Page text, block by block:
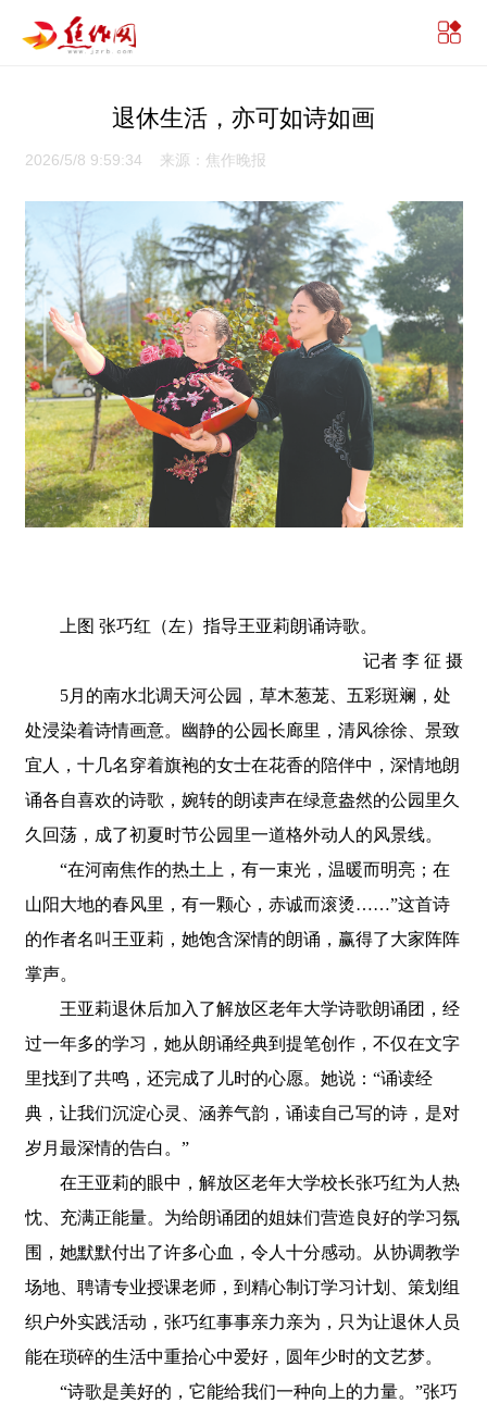
退休生活，亦可如诗如画
2026/5/8 9:59:34 来源：焦作晚报
上图 张巧红（左）指导王亚莉朗诵诗歌。
记者 李 征 摄
5月的南水北调天河公园，草木葱茏、五彩斑斓，处
处浸染着诗情画意。幽静的公园长廊里，清风徐徐、景致
宜人，十几名穿着旗袍的女士在花香的陪伴中，深情地朗
诵各自喜欢的诗歌，婉转的朗读声在绿意盎然的公园里久
久回荡，成了初夏时节公园里一道格外动人的风景线。
“在河南焦作的热土上，有一束光，温暖而明亮；在
山阳大地的春风里，有一颗心，赤诚而滚烫……”这首诗
的作者名叫王亚莉，她饱含深情的朗诵，赢得了大家阵阵
掌声。
王亚莉退休后加入了解放区老年大学诗歌朗诵团，经
过一年多的学习，她从朗诵经典到提笔创作，不仅在文字
里找到了共鸣，还完成了儿时的心愿。她说：“诵读经
典，让我们沉淀心灵、涵养气韵，诵读自己写的诗，是对
岁月最深情的告白。”
在王亚莉的眼中，解放区老年大学校长张巧红为人热
忱、充满正能量。为给朗诵团的姐妹们营造良好的学习氛
围，她默默付出了许多心血，令人十分感动。从协调教学
场地、聘请专业授课老师，到精心制订学习计划、策划组
织户外实践活动，张巧红事事亲力亲为，只为让退休人员
能在琐碎的生活中重拾心中爱好，圆年少时的文艺梦。
“诗歌是美好的，它能给我们一种向上的力量。”张巧